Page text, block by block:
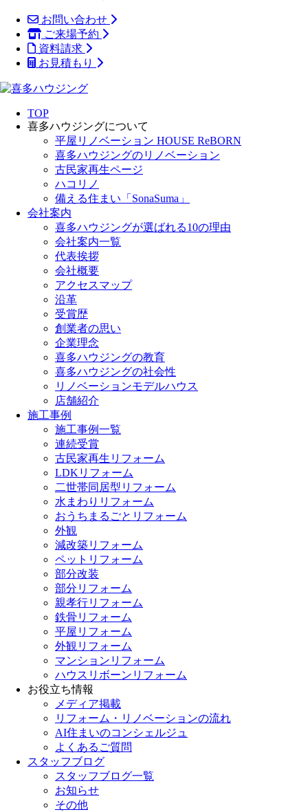
お問い合わせ
ご来場予約
資料請求
お見積もり
TOP
喜多ハウジングについて
平屋リノベーション HOUSE ReBORN
喜多ハウジングのリノベーション
古民家再生ページ
ハコリノ
備える住まい「SonaSuma」
会社案内
喜多ハウジングが選ばれる10の理由
会社案内一覧
代表挨拶
会社概要
アクセスマップ
沿革
受賞歴
創業者の思い
企業理念
喜多ハウジングの教育
喜多ハウジングの社会性
リノベーションモデルハウス
店舗紹介
施工事例
施工事例一覧
連続受賞
古民家再生リフォーム
LDKリフォーム
二世帯同居型リフォーム
水まわりリフォーム
おうちまるごとリフォーム
外観
減改築リフォーム
ペットリフォーム
部分改装
部分リフォーム
親孝行リフォーム
鉄骨リフォーム
平屋リフォーム
外観リフォーム
マンションリフォーム
ハウスリボーンリフォーム
お役立ち情報
メディア掲載
リフォーム・リノベーションの流れ
AI住まいのコンシェルジュ
よくあるご質問
スタッフブログ
スタッフブログ一覧
お知らせ
その他